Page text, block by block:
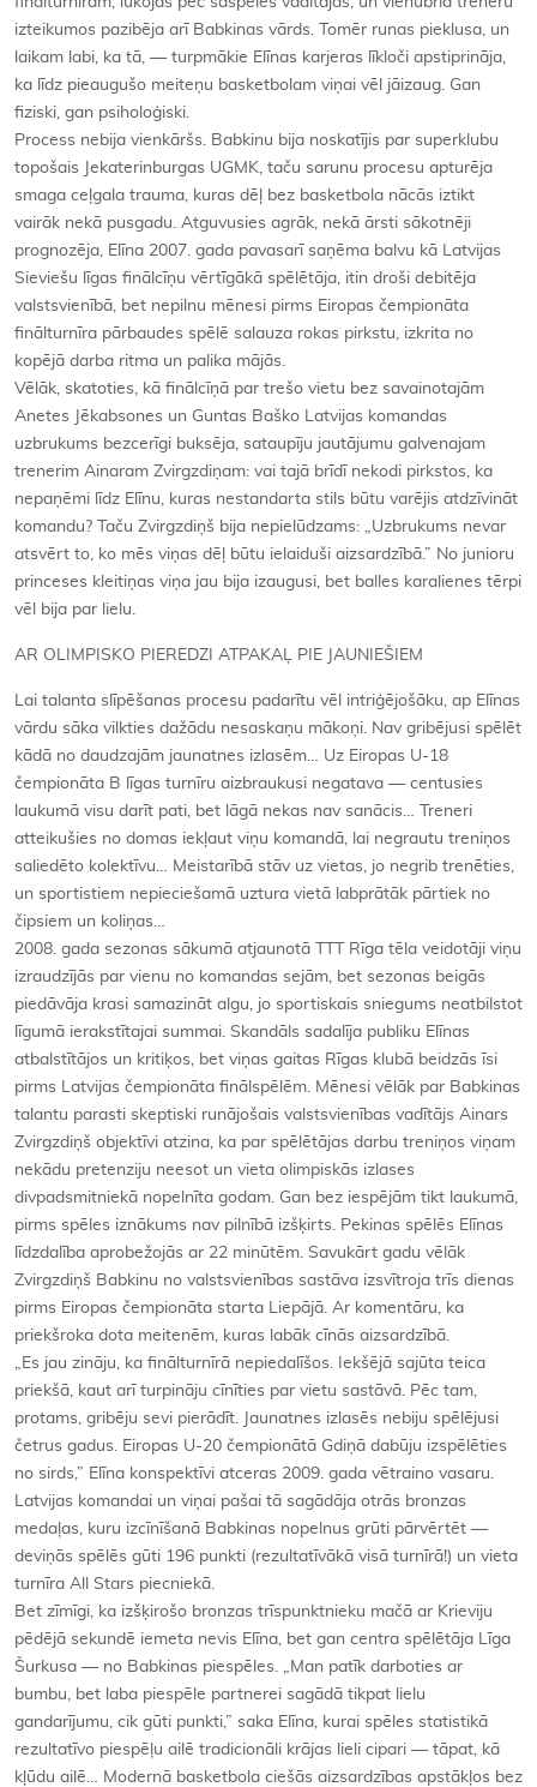
izteikumos pazibēja arī Babkinas vārds. Tomēr runas pieklusa, un
laikam labi, ka tā, — turpmākie Elīnas karjeras līkloči apstiprināja,
ka līdz pieaugušo meiteņu basketbolam viņai vēl jāizaug. Gan
fiziski, gan psiholoģiski.
Process nebija vienkāršs. Babkinu bija noskatījis par superklubu
topošais Jekaterinburgas UGMK, taču sarunu procesu apturēja
smaga ceļgala trauma, kuras dēļ bez basketbola nācās iztikt
vairāk nekā pusgadu. Atguvusies agrāk, nekā ārsti sākotnēji
prognozēja, Elīna 2007. gada pavasarī saņēma balvu kā Latvijas
Sieviešu līgas finālcīņu vērtīgākā spēlētāja, itin droši debitēja
valstsvienībā, bet nepilnu mēnesi pirms Eiropas čempionāta
finālturnīra pārbaudes spēlē salauza rokas pirkstu, izkrita no
kopējā darba ritma un palika mājās.
Vēlāk, skatoties, kā finālcīņā par trešo vietu bez savainotajām
Anetes Jēkabsones un Guntas Baško Latvijas komandas
uzbrukums bezcerīgi buksēja, sataupīju jautājumu galvenajam
trenerim Ainaram Zvirgzdiņam: vai tajā brīdī nekodi pirkstos, ka
nepaņēmi līdz Elīnu, kuras nestandarta stils būtu varējis atdzīvināt
komandu? Taču Zvirgzdiņš bija nepielūdzams: „Uzbrukums nevar
atsvērt to, ko mēs viņas dēļ būtu ielaiduši aizsardzībā.” No junioru
princeses kleitiņas viņa jau bija izaugusi, bet balles karalienes tērpi
vēl bija par lielu.
AR OLIMPISKO PIEREDZI ATPAKAĻ PIE JAUNIEŠIEM
Lai talanta slīpēšanas procesu padarītu vēl intriģējošāku, ap Elīnas
vārdu sāka vilkties dažādu nesaskaņu mākoņi. Nav gribējusi spēlēt
kādā no daudzajām jaunatnes izlasēm… Uz Eiropas U-18
čempionāta B līgas turnīru aizbraukusi negatava — centusies
laukumā visu darīt pati, bet lāgā nekas nav sanācis… Treneri
atteikušies no domas iekļaut viņu komandā, lai negrautu treniņos
saliedēto kolektīvu… Meistarībā stāv uz vietas, jo negrib trenēties,
un sportistiem nepieciešamā uztura vietā labprātāk pārtiek no
čipsiem un koliņas…
2008. gada sezonas sākumā atjaunotā TTT Rīga tēla veidotāji viņu
izraudzījās par vienu no komandas sejām, bet sezonas beigās
piedāvāja krasi samazināt algu, jo sportiskais sniegums neatbilstot
līgumā ierakstītajai summai. Skandāls sadalīja publiku Elīnas
atbalstītājos un kritiķos, bet viņas gaitas Rīgas klubā beidzās īsi
pirms Latvijas čempionāta finālspēlēm. Mēnesi vēlāk par Babkinas
talantu parasti skeptiski runājošais valstsvienības vadītājs Ainars
Zvirgzdiņš objektīvi atzina, ka par spēlētājas darbu treniņos viņam
nekādu pretenziju neesot un vieta olimpiskās izlases
divpadsmitniekā nopelnīta godam. Gan bez iespējām tikt laukumā,
pirms spēles iznākums nav pilnībā izšķirts. Pekinas spēlēs Elīnas
līdzdalība aprobežojās ar 22 minūtēm. Savukārt gadu vēlāk
Zvirgzdiņš Babkinu no valstsvienības sastāva izsvītroja trīs dienas
pirms Eiropas čempionāta starta Liepājā. Ar komentāru, ka
priekšroka dota meitenēm, kuras labāk cīnās aizsardzībā.
„Es jau zināju, ka finālturnīrā nepiedalīšos. Iekšējā sajūta teica
priekšā, kaut arī turpināju cīnīties par vietu sastāvā. Pēc tam,
protams, gribēju sevi pierādīt. Jaunatnes izlasēs nebiju spēlējusi
četrus gadus. Eiropas U-20 čempionātā Gdiņā dabūju izspēlēties
no sirds,” Elīna konspektīvi atceras 2009. gada vētraino vasaru.
Latvijas komandai un viņai pašai tā sagādāja otrās bronzas
medaļas, kuru izcīnīšanā Babkinas nopelnus grūti pārvērtēt —
deviņās spēlēs gūti 196 punkti (rezultatīvākā visā turnīrā!) un vieta
turnīra All Stars piecniekā.
Bet zīmīgi, ka izšķirošo bronzas trīspunktnieku mačā ar Krieviju
pēdējā sekundē iemeta nevis Elīna, bet gan centra spēlētāja Līga
Šurkusa — no Babkinas piespēles. „Man patīk darboties ar
bumbu, bet laba piespēle partnerei sagādā tikpat lielu
gandarījumu, cik gūti punkti,” saka Elīna, kurai spēles statistikā
rezultatīvo piespēļu ailē tradicionāli krājas lieli cipari — tāpat, kā
kļūdu ailē… Modernā basketbola ciešās aizsardzības apstākļos bez